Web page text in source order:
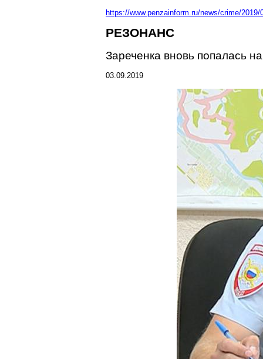
https://www.penzainform.ru/news/crime/
РЕЗОНАНС
Зареченка вновь попалась
03.09.2019